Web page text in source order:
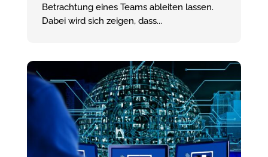
Betrachtung eines Teams ableiten lassen.
Dabei wird sich zeigen, dass...